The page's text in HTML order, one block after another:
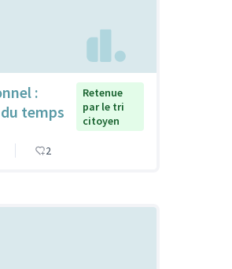
:
temps
Retenue
par le tri
citoyen
2